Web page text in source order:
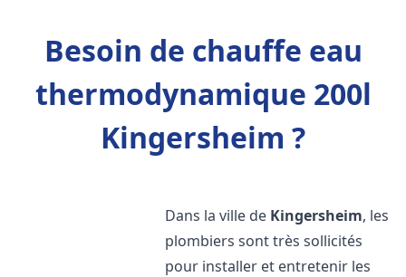
Besoin de chauffe eau
thermodynamique 200l
Kingersheim ?
Dans la ville de Kingersheim, les
plombiers sont très sollicités
pour installer et entretenir les